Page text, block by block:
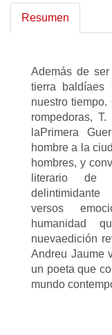
Resumen
Además de
tierra baldíaes
nuestro
rompedoras,
laPrimera
hombre a la
hombres, y
literario de
versos
humanidad
nuevaedición
Andreu Jaume
un poeta que
mundo